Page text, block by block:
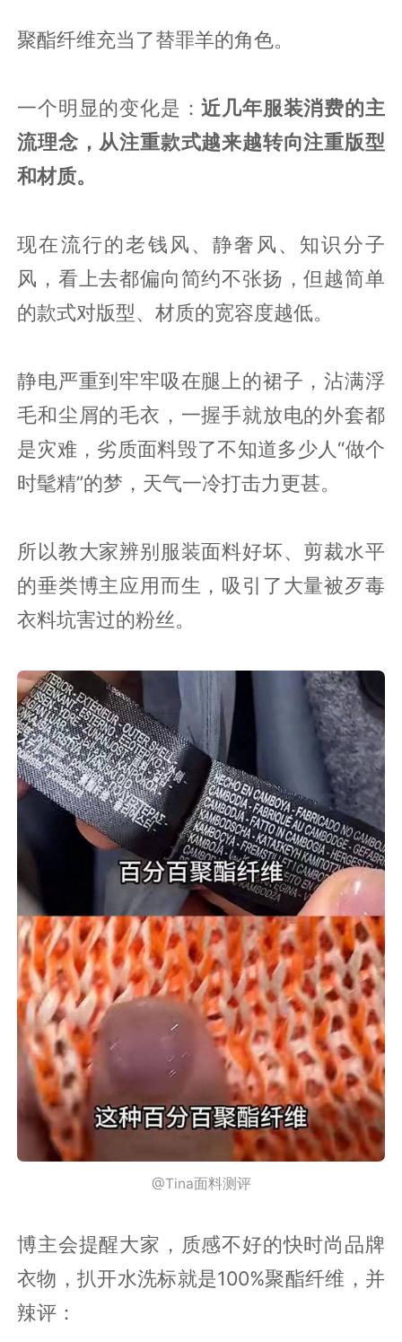
聚酯纤维充当了替罪羊的角色。
一个明显的变化是：近几年服装消费的主
流理念，从注重款式越来越转向注重版型
和材质。
现在流行的老钱风、静奢风、知识分子
风，看上去都偏向简约不张扬，但越简单
的款式对版型、材质的宽容度越低。
静电严重到牢牢吸在腿上的裙子，沾满浮
毛和尘屑的毛衣，一握手就放电的外套都
是灾难，劣质面料毁了不知道多少人“做个
时髦精”的梦，天气一冷打击力更甚。
所以教大家辨别服装面料好坏、剪裁水平
的垂类博主应用而生，吸引了大量被歹毒
衣料坑害过的粉丝。
@Tina面料测评
博主会提醒大家，质感不好的快时尚品牌
衣物，扒开水洗标就是100%聚酯纤维，并
辣评：